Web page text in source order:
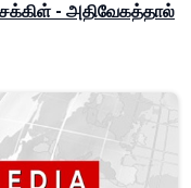
- அதிவேகத்தால்